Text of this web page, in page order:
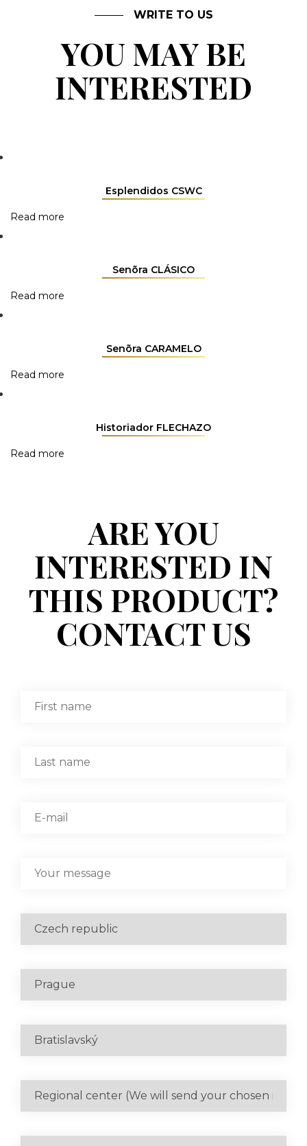
WRITE TO US
YOU MAY BE
INTERESTED
Esplendidos CSWC
Read more
Senõra CLÁSICO
Read more
Senõra CARAMELO
Read more
Historiador FLECHAZO
Read more
ARE YOU
INTERESTED IN
THIS PRODUCT?
CONTACT US